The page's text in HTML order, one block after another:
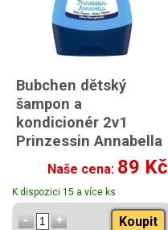
Bubchen dětský
šampon a
kondicionér 2v1
Prinzessin Annabella
230ml
Naše cena: 89 Kč
K dispozici 15 a více ks
Koupit